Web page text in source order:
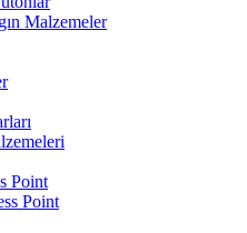
Malzemeler
Point
Point